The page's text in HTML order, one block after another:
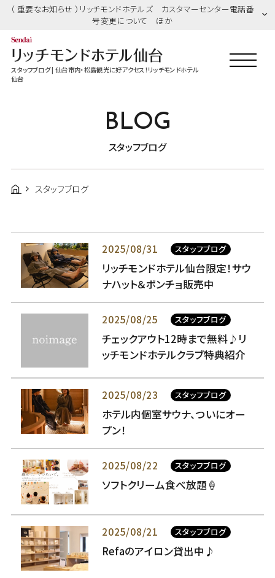
（ 重要なお知らせ ）リッチモンドホテルズ カスタマーセンター電話番
号変更について ほか
スタッフブログ | 仙台市内・松島観光に好アクセス！リッチモンドホテル
仙台
BLOG
スタッフブログ
スタッフブログ
2025/08/31 スタッフブログ
リッチモンドホテル仙台限定！サウ
ナハット＆ポンチョ販売中
2025/08/25 スタッフブログ
チェックアウト12時まで無料♪リ
ッチモンドホテルクラブ特典紹介
2025/08/23 スタッフブログ
ホテル内個室サウナ、ついにオー
プン！
2025/08/22 スタッフブログ
ソフトクリーム食べ放題🍦
2025/08/21 スタッフブログ
Refaのアイロン貸出中♪